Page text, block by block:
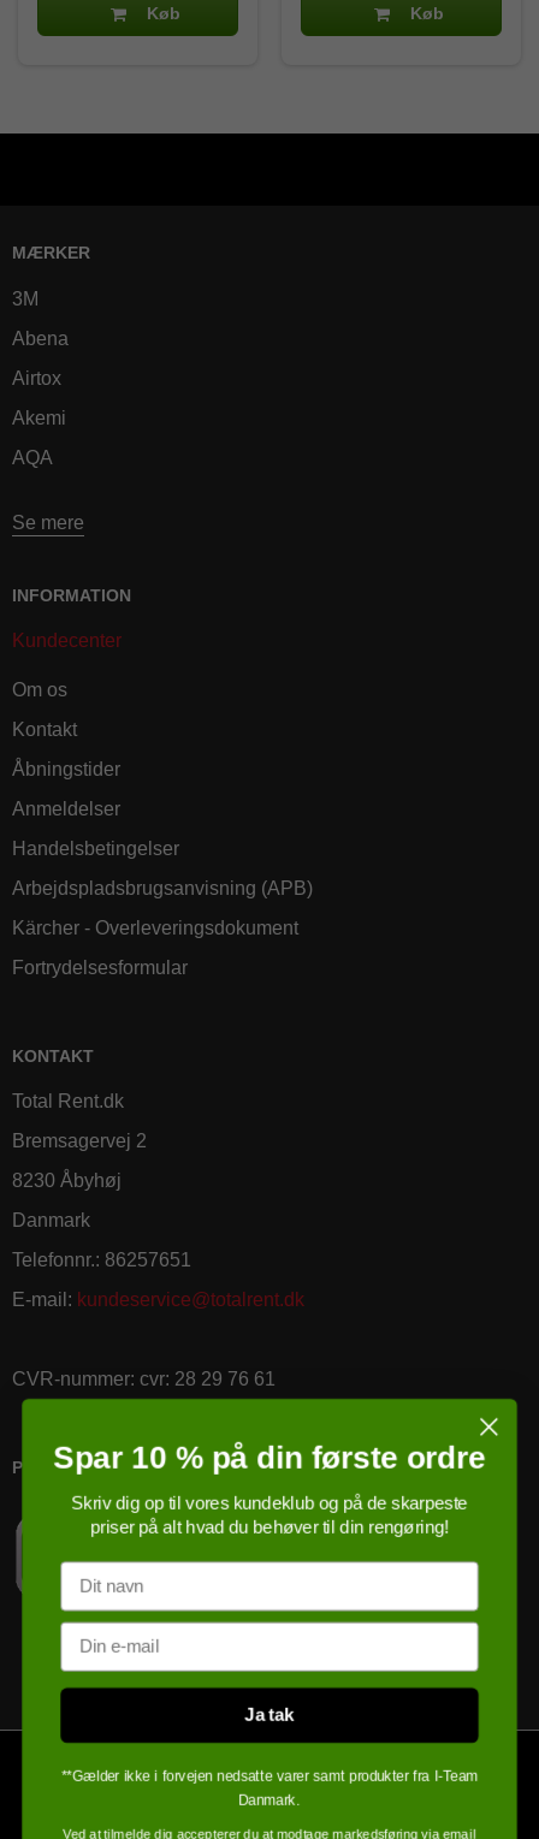
Køb Køb
MÆRKER
3M
Abena
Airtox
Akemi
AQA
Se mere
INFORMATION
Kundecenter
Om os
Kontakt
Åbningstider
Anmeldelser
Handelsbetingelser
Arbejdspladsbrugsanvisning (APB)
Kärcher - Overleveringsdokument
Fortrydelsesformular
KONTAKT
Total Rent.dk
Bremsagervej 2
8230 Åbyhøj
Danmark
Telefonnr.: 86257651
E-mail : kundeservice@totalrent.dk
CVR-nummer: cvr: 28 29 76 61
PRICERUNNER KØBSGARANTI
Spar 10 % på din første ordre
Skriv dig op til vores kundeklub og på de skarpeste
priser på alt hvad du behøver til din rengøring!
Navn
Email
Ja tak
**Gælder ikke i forvejen nedsatte varer samt produkter fra I-Team
Danmark.
Ved at tilmelde dig accepterer du at modtage markedsføring via email